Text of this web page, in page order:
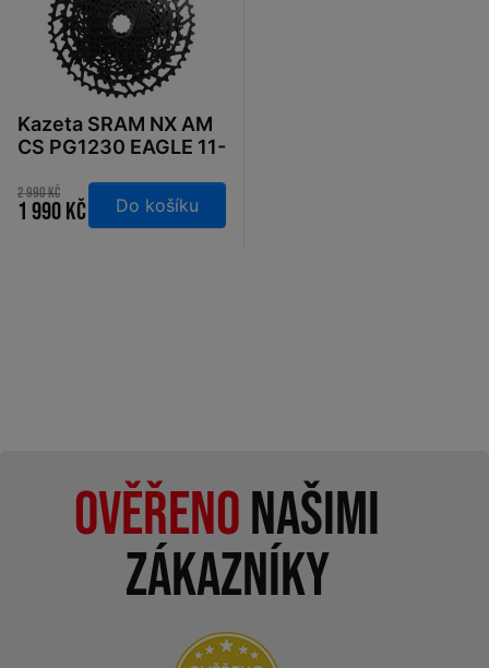
Kazeta SRAM NX AM
CS PG1230 EAGLE 11-
2 990 Kč
1 990 Kč Do košíku
Ověřenonašimi
zákazníky